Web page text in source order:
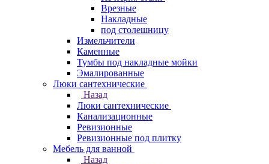
Врезные
Накладные
под столешницу
Измельчители
Каменные
Тумбы под накладные мойки
Эмалированные
Люки сантехнические
Назад
Люки сантехнические
Канализационные
Ревизионные
Ревизионные под плитку
Мебель для ванной
Назад